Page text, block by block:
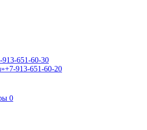
913-651-60-30
+7-913-651-60-20
0